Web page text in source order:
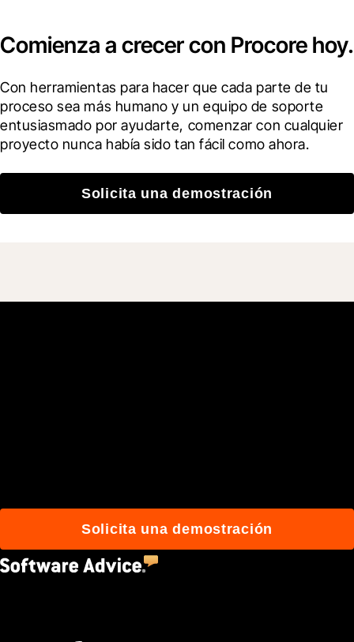
Comienza a crecer con Procore hoy.
Con herramientas para hacer que cada parte de tu
proceso sea más humano y un equipo de soporte
entusiasmado por ayudarte, comenzar con cualquier
proyecto nunca había sido tan fácil como ahora.
Solicita una demostración
Solicita una demostración